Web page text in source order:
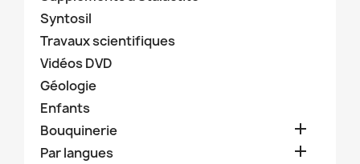
Syntosil
Travaux scientifiques
Vidéos DVD
Géologie
Enfants
Bouquinerie

Par langues 